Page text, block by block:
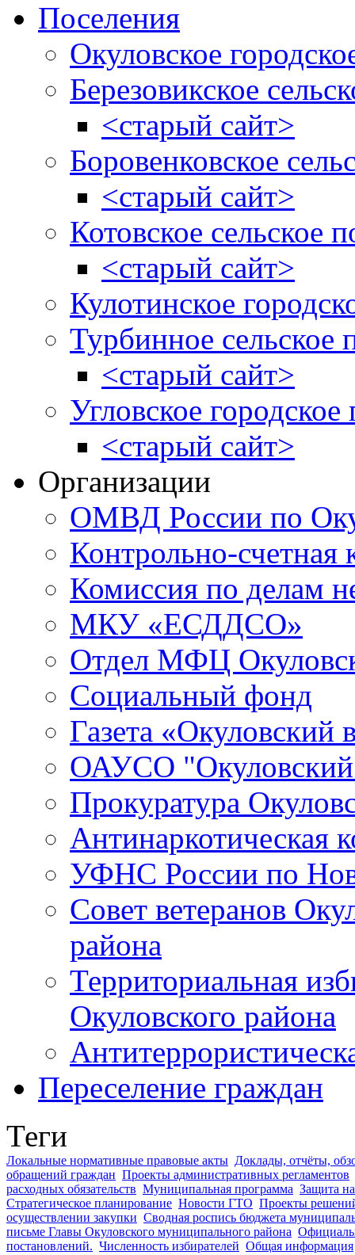
Поселения
Окуловское
Березовикское
<старый сайт>
Боровенковское
<старый сайт>
Котовское сельское
<старый сайт>
Кулотинское
Турбинное сельское
<старый сайт>
Угловское городское
<старый сайт>
Организации
ОМВД России по
Контрольно-счетная
Комиссия по делам
МКУ «ЕСДДСО»
Отдел МФЦ
Социальный фонд
Газета «Окуловский
ОАУСО
Прокуратура
Антинаркотическая
УФНС России по
Совет ветеранов
района
Территориальная
Окуловского района
Переселение граждан
Теги
Локальные нормативные правовые акты Доклады, отчёты,
обращений граждан Проекты административных регламентов
расходных обязательств Муниципальная программа Защита
Стратегическое планирование Новости ГТО Проекты
осуществлении закупки Сводная роспись бюджета
письме Главы Окуловского муниципального района
постановлений. Численность избирателей Общая информация